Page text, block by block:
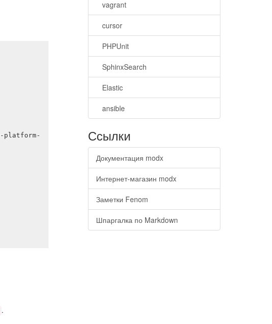
.
vagrant
cursor
PHPUnit
SphinxSearch
Elastic
ansible
Ссылки
Документация modx
Интернет-магазин modx
Заметки Fenom
Шпаргалка по Markdown